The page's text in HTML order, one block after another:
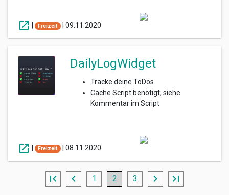
open_in_new Freizeit | 09.11.2020
DailyLogWidget
Tracke deine ToDos
Cache Script benötigt, siehe
Kommentar im Script
open_in_new Freizeit | 08.11.2020
first_page chevron_left 1 2 3 chevron_right last_page